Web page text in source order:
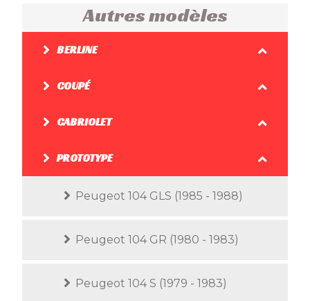
Autres modèles
BERLINE
COUPÉ
CABRIOLET
PROTOTYPE
Peugeot 104 GLS (1985 - 1988)
Peugeot 104 GR (1980 - 1983)
Peugeot 104 S (1979 - 1983)